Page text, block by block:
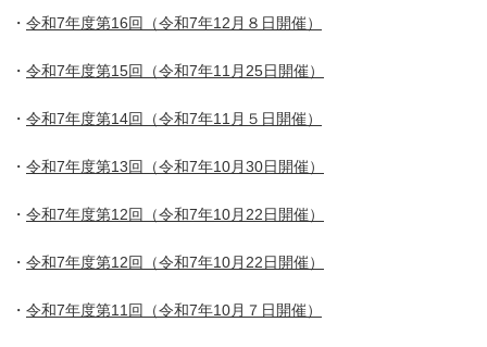
・ 令和7年度第16回（令和7年12月８日開催）
・ 令和7年度第15回（令和7年11月25日開催）
・ 令和7年度第14回（令和7年11月５日開催）
・ 令和7年度第13回（令和7年10月30日開催）
・ 令和7年度第12回（令和7年10月22日開催）
・ 令和7年度第12回（令和7年10月22日開催）
・ 令和7年度第11回（令和7年10月７日開催）